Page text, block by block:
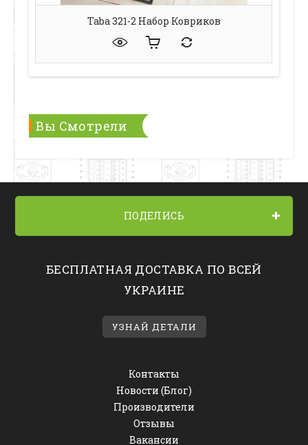
Taba 321-2 Набор Ковриков
Вы Смотрели
ПОДЕЛИСЬ
БЕСПЛАТНАЯ ДОСТАВКА ПО ВСЕЙ
УКРАИНЕ
УЗНАЙ ДЕТАЛИ
Контакты
Новости (Блог)
Производители
Отзывы
Вакансии